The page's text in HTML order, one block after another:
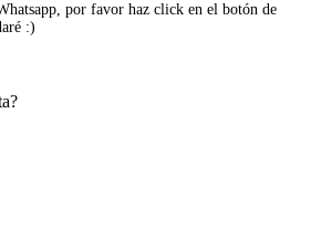
por favor haz click en el botón de
:)